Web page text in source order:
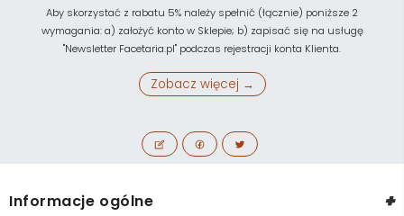
Aby skorzystać z rabatu 5% należy spełnić (łącznie) poniższe 2
wymagania: a) założyć konto w Sklepie; b) zapisać się na usługę
"Newsletter Facetaria.pl" podczas rejestracji konta Klienta.
Zobacz więcej →
Informacje ogólne +